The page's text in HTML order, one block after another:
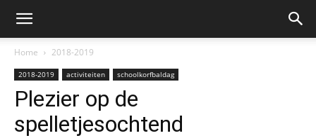
Home 2018-2019
2018-2019 activiteiten schoolkorfbaldag
Plezier op de
spelletjesochtend